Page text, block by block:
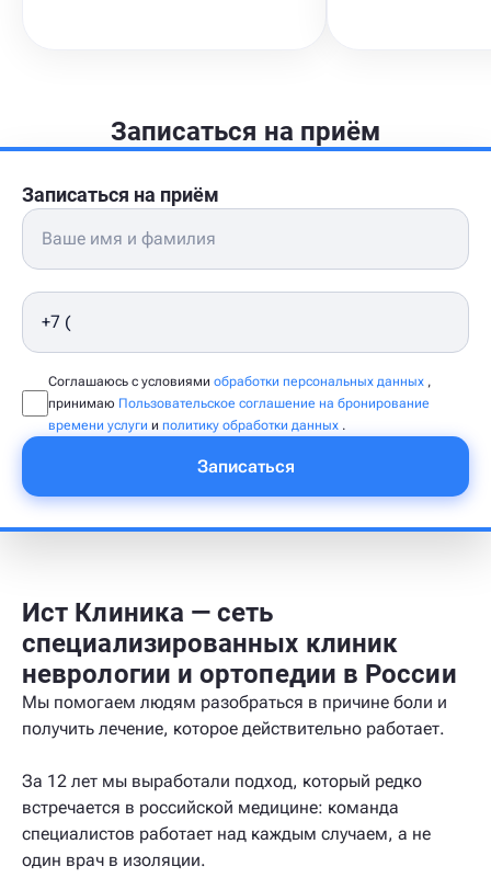
Записаться на приём
Записаться на приём
Соглашаюсь с условиями обработки персональных данных ,
принимаю Пользовательское соглашение на бронирование
времени услуги и политику обработки данных .
Записаться
Ист Клиника — сеть
специализированных клиник
неврологии и ортопедии в России
Мы помогаем людям разобраться в причине боли и
получить лечение, которое действительно работает.
За 12 лет мы выработали подход, который редко
встречается в российской медицине: команда
специалистов работает над каждым случаем, а не
один врач в изоляции.